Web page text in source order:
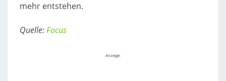
mehr entstehen.
Quelle:Focus
Anzeige: